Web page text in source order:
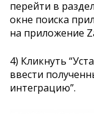
перейти в
окне поиска
на приложение
4) Кликнуть
ввести
интеграцию”.